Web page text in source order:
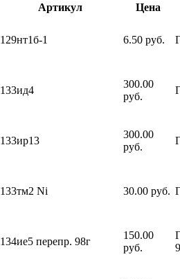
Артикул Цена
129нт1б-1 6.50 руб.
133ид4
300.00
руб.
133ир13
300.00
руб.
133тм2 Ni 30.00 руб.
134ие5 перепр. 98г
150.00
руб.